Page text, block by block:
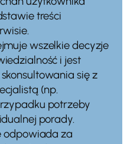
treści
wszelkie decyzje
i jest
się z
(np.
potrzeby
porady.
odpowiada za